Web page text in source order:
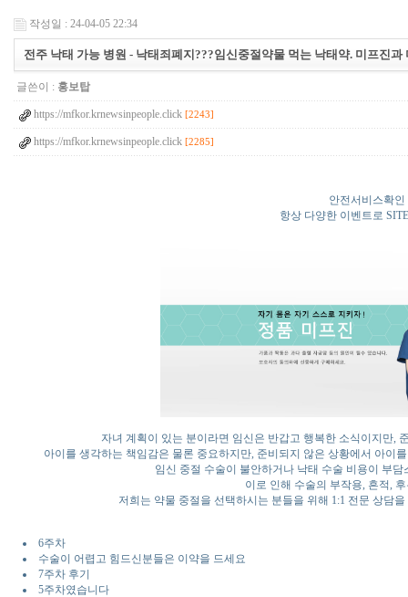
작성일 : 24-04-05 22:34
전주 낙태 가능 병원 - 낙태죄폐지???임신중절약물 먹는 낙태약. 미프진
글쓴이 : 홍보탑
https://mfkor.krnewsinpeople.click [2243]
https://mfkor.krnewsinpeople.click [2285]
안전서비스확
항상 다양한 이벤트로
자녀 계획이 있는 분이라면 임신은 반갑고 행복한 소식이지만,
아이를 생각하는 책임감은 물론 중요하지만, 준비되지 않은 상황에서 아이
임신 중절 수술이 불안하거나 낙태 수술 비용이 부
이로 인해 수술의 부작용, 흔적,
저희는 약물 중절을 선택하시는 분들을 위해 1:1 전문 상담
6주차
수술이 어렵고 힘드신분들은 이약을 드세요
7주차 후기
5주차였습니다